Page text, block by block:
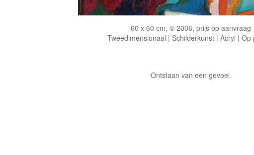
60 x 60 cm, © 2006, prijs op aanvraag
Tweedimensionaal | Schilderkunst | Acryl | Op
Ontstaan van een gevoel.